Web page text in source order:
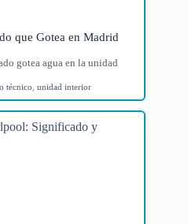
que Gotea en Madrid
gotea agua en la unidad
técnico unidad interior